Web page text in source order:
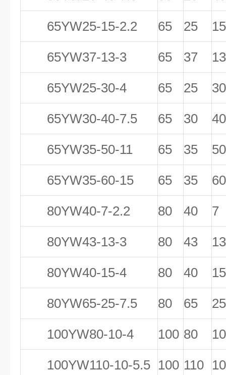
65YW25-15-2.2 65 25 15
65YW37-13-3 65 37 13
65YW25-30-4 65 25 30
65YW30-40-7.5 65 30 40
65YW35-50-11 65 35 50
65YW35-60-15 65 35 60
80YW40-7-2.2 80 40 7
80YW43-13-3 80 43 13
80YW40-15-4 80 40 15
80YW65-25-7.5 80 65 25
100YW80-10-4 100 80 10
100YW110-10-5.5 100 110 10